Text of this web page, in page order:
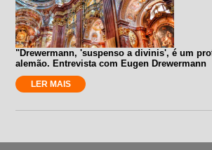
"Drewermann, 'suspenso a divinis', é um
alemão. Entrevista com Eugen Drewermann
LER MAIS